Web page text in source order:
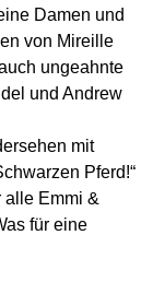
Damen und
von Mireille
ungeahnte
und Andrew
mit
Pferd!“
alle Emmi &
für eine